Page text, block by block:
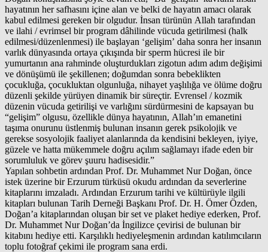
hayatının her safhasını içine alan ve belki de hayatın amacı olarak
kabul edilmesi gereken bir olgudur. İnsan türünün Allah tarafından
ve ilahi / evrimsel bir program dâhilinde vücuda getirilmesi (halk
edilmesi/düzenlenmesi) ile başlayan ‘gelişim’ daha sonra her insanın
varlık dünyasında ortaya çıkışında bir sperm hücresi ile bir
yumurtanın ana rahminde oluşturdukları zigotun adım adım değişimi
ve dönüşümü ile şekillenen; doğumdan sonra bebeklikten
çocukluğa, çocukluktan olgunluğa, nihayet yaşlılığa ve ölüme doğru
düzenli şekilde yürüyen dinamik bir süreçtir. Evrensel / kozmik
düzenin vücuda getirilişi ve varlığını sürdürmesini de kapsayan bu
“gelişim” olgusu, özellikle dünya hayatının, Allah’ın emanetini
taşıma onurunu üstlenmiş bulunan insanın gerek psikolojik ve
gerekse sosyolojik faaliyet alanlarında da kendisini bekleyen, iyiye,
güzele ve hatta mükemmele doğru açılım sağlamayı ifade eden bir
sorumluluk ve görev şuuru hadisesidir.”
Yapılan sohbetin ardından Prof. Dr. Muhammet Nur Doğan, önce
istek üzerine bir Erzurum türküsü okudu ardından da severlerine
kitaplarını imzaladı. Ardından Erzurum tarihi ve kültürüyle ilgili
kitapları bulunan Tarih Derneği Başkanı Prof. Dr. H. Ömer Özden,
Doğan’a kitaplarından oluşan bir set ve plaket hediye ederken, Prof.
Dr. Muhammet Nur Doğan’da İngilizce çevirisi de bulunan bir
kitabını hediye etti. Karşılıklı hediyeleşmenin ardından katılımcıların
toplu fotoğraf çekimi ile program sana erdi.